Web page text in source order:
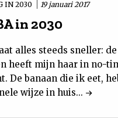
IN 2030 19 januari 2017
in 2030
alles steeds sneller:
heeft mijn haar in no-
De banaan die ik eet,
wijze in huis...